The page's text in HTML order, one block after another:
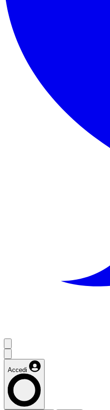
Accedi